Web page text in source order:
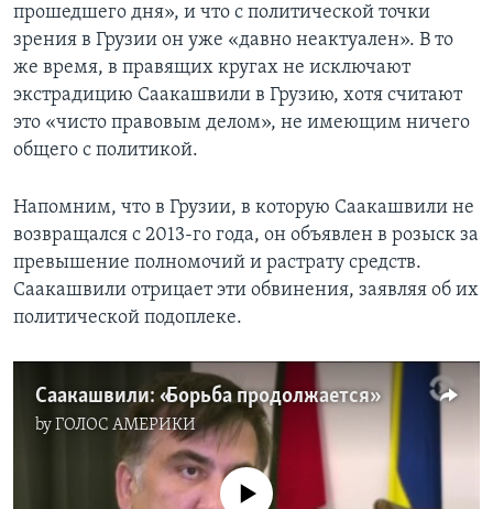
прошедшего дня», и что с политической точки
зрения в Грузии он уже «давно неактуален». В то
же время, в правящих кругах не исключают
экстрадицию Саакашвили в Грузию, хотя считают
это «чисто правовым делом», не имеющим ничего
общего с политикой.
Напомним, что в Грузии, в которую Саакашвили не
возвращался с 2013-го года, он объявлен в розыск за
превышение полномочий и растрату средств.
Саакашвили отрицает эти обвинения, заявляя об их
политической подоплеке.
Саакашвили: «Борьба продолжается»
byГОЛОС АМЕРИКИ
No media source currently available